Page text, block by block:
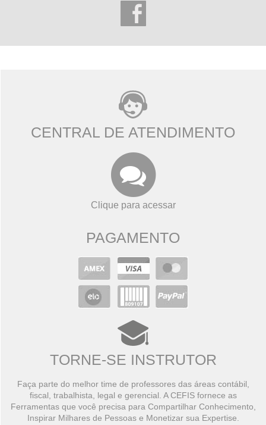
CENTRAL DE ATENDIMENTO
Clique para acessar
PAGAMENTO
TORNE-SE INSTRUTOR
Faça parte do melhor time de professores das áreas contábil,
fiscal, trabalhista, legal e gerencial. A CEFIS fornece as
Ferramentas que você precisa para Compartilhar Conhecimento,
Inspirar Milhares de Pessoas e Monetizar sua Expertise.